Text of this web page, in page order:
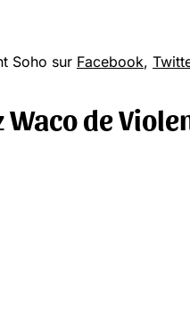
Soho sur Facebook,
Waco de